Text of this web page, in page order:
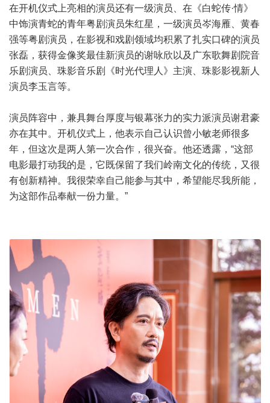
在开机仪式上亮相的演员还有一级演员、在《白蛇传·情》
中饰演青蛇的青年粤剧演员朱红星，一级演员岑海雁、黄春
强等粤剧演员，在影视和戏剧领域均积累了扎实口碑的演员
张磊，获得金像奖最佳新演员的谢咏欣以及广东歌舞剧院音
乐剧演员、珠影音乐剧《时光代理人》主演、珠影影视新人
演员李玉言等。
演员阵容中，兼具舞台厚度与银幕张力的实力派演员谢君豪
亦在其中。开机仪式上，他表示自己认识曾小敏老师很多
年，但这次是两人第一次合作，很兴奋。他还透露，“这部
电影最打动我的是，它既保留了我们岭南文化的传统，又很
有创新精神。我很荣幸自己能参与其中，希望能尽我所能，
为这部作品奉献一份力量。”